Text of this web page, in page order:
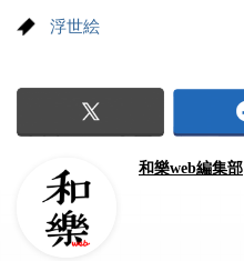
浮世絵
和樂web編集部